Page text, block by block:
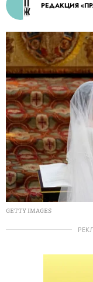
РЕДАКЦИЯ
GETTY IMAGES